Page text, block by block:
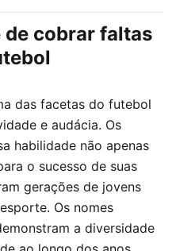
cobrar faltas
das facetas do futebol
e audácia. Os
habilidade não apenas
o sucesso de suas
gerações de jovens
Os nomes
a diversidade